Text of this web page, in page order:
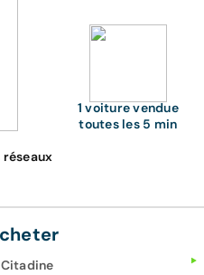
1 voiture vendue
toutes les 5 min
réseaux
Citadine